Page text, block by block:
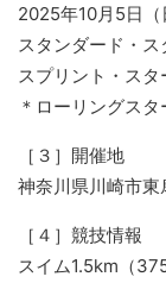
2025年10月5日（
スタンダード・ス
スプリント・ス
＊ローリングスタ
［３］開催地
神奈川県川崎市東
［４］競技情報
スイム1.5km（